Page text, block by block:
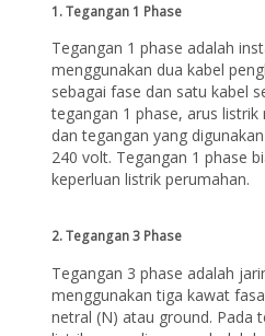
1. Tegangan 1 Phase
Tegangan 1 phase adalah
menggunakan dua kabel
sebagai fase dan satu kabel
tegangan 1 phase, arus
dan tegangan yang
240 volt. Tegangan 1 phase
keperluan listrik perumahan.
2. Tegangan 3 Phase
Tegangan 3 phase adalah
menggunakan tiga kawat
netral (N) atau ground. Pada